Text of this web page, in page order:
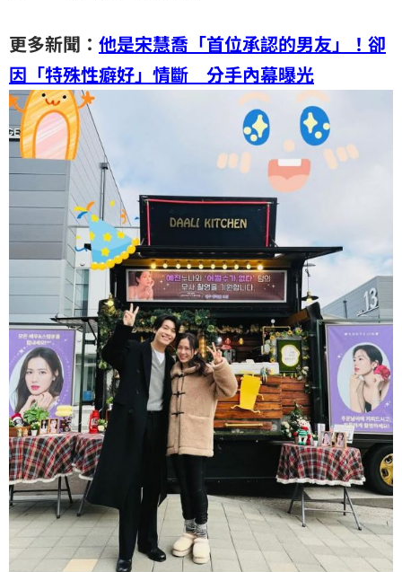
更多新聞： 他是宋慧喬「首位承認的男友」！卻
因「特殊性癖好」情斷 分手內幕曝光